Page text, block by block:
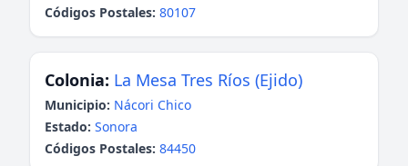
Códigos Postales: 80107
Colonia: La Mesa Tres Ríos (Ejido)
Municipio: Nácori Chico
Estado: Sonora
Códigos Postales: 84450